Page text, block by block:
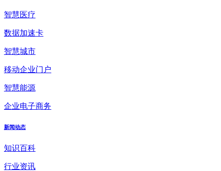
智慧医疗
数据加速卡
智慧城市
移动企业门户
智慧能源
企业电子商务
新闻动态
知识百科
行业资讯